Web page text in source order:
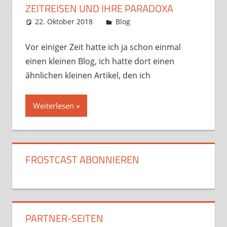
ZEITREISEN UND IHRE PARADOXA
22. Oktober 2018 Frosty
Blog
Vor einiger Zeit hatte ich ja schon einmal
einen kleinen Blog, ich hatte dort einen
ähnlichen kleinen Artikel, den ich
Weiterlesen
FROSTCAST ABONNIEREN
PARTNER-SEITEN